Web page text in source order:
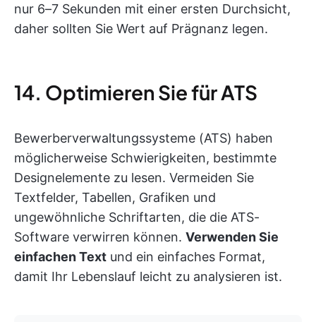
nur 6–7 Sekunden mit einer ersten Durchsicht,
daher sollten Sie Wert auf Prägnanz legen.
14. Optimieren Sie für ATS
Bewerberverwaltungssysteme (ATS) haben
möglicherweise Schwierigkeiten, bestimmte
Designelemente zu lesen. Vermeiden Sie
Textfelder, Tabellen, Grafiken und
ungewöhnliche Schriftarten, die die ATS-
Software verwirren können. Verwenden Sie
einfachen Text und ein einfaches Format,
damit Ihr Lebenslauf leicht zu analysieren ist.